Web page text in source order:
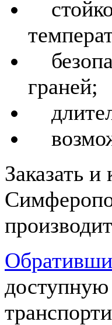
граней;
Заказать
доступную